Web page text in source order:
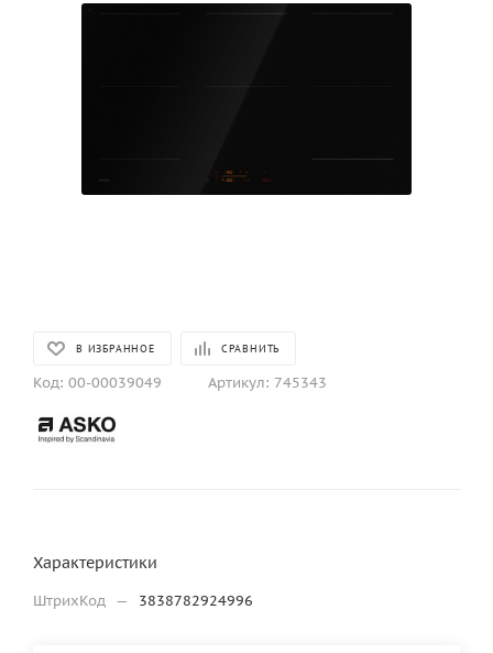
В ИЗБРАННОЕ СРАВНИТЬ
Код: 00-00039049 Артикул: 745343
Характеристики
ШтрихКод — 3838782924996